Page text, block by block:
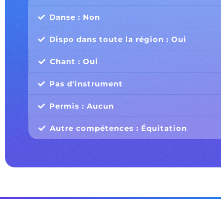
Danse : Non
Dispo dans toute la région : Oui
Chant : Oui
Pas d'instrument
Permis : Aucun
Autre compétences : Équitation